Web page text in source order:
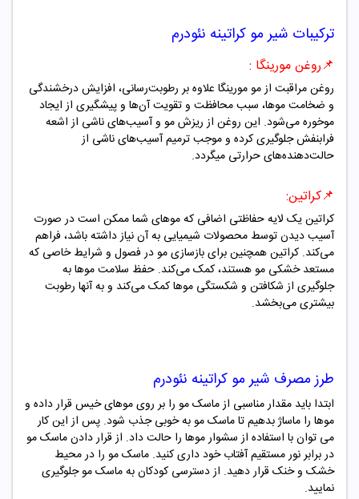
ترکیبات شیر مو کراتینه نئودرم
📌روغن مورینگا :
روغن مراقبت از مو مورینگا علاوه بر رطوبت‌رسانی، افزایش درخشندگی
و ضخامت موها، سبب محافظت و تقویت آن‌ها و پیشگیری از ایجاد
موخوره می‌شود. این روغن از ریزش مو و آسیب‌های ناشی از اشعه
فرابنفش جلوگیری کرده و موجب ترمیم آسیب‌های ناشی از
حالت‌دهنده‌های حرارتی میگردد.
📌کراتین:
کراتین یک لایه حفاظتی اضافی که موهای شما ممکن است در صورت
آسیب دیدن توسط محصولات شیمیایی به آن نیاز داشته باشد، فراهم
می‌کند. کراتین همچنین برای بازسازی مو در فصول و شرایط خاصی که
مستعد خشکی مو هستند، کمک می‌کند. حفظ سلامت موها به
جلوگیری از شکافتن و شکستگی موها کمک می‌کند و به آنها رطوبت
بیشتری می‌بخشد.
طرز مصرف شیر مو کراتینه نئودرم
ابتدا باید مقدار مناسبی از ماسک مو را بر روی موهای خیس قرار داده و
موها را ماساژ بدهیم تا ماسک مو به خوبی جذب شود. پس از این کار
می توان با استفاده از سشوار موها را حالت داد. از قرار دادن ماسک مو
در برابر نور مستقیم آفتاب خود داری کنید. ماسک مو را در محیط
خشک و خنک قرار دهید. از دسترسی کودکان به ماسک مو جلوگیری
نمایید.